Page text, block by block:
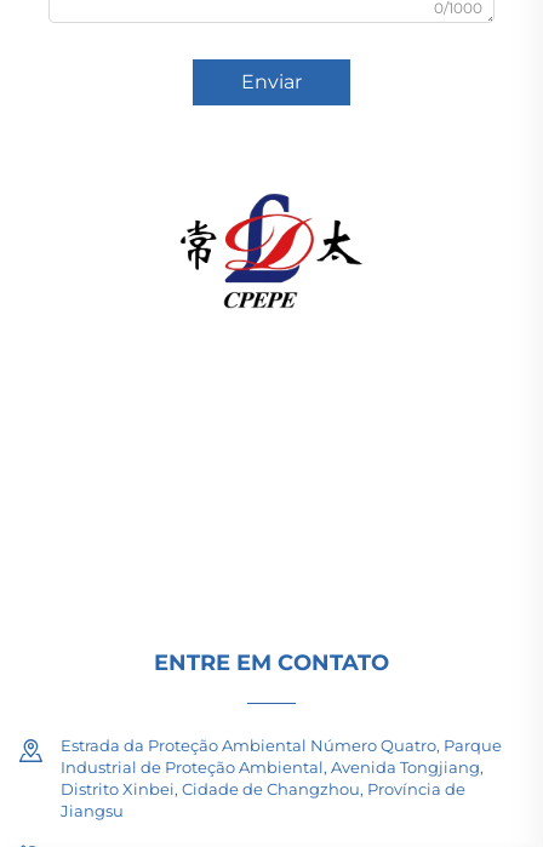
0/1000
Enviar
ENTRE EM CONTATO
Estrada da Proteção Ambiental Número Quatro, Parque
Industrial de Proteção Ambiental, Avenida Tongjiang,
Distrito Xinbei, Cidade de Changzhou, Província de
Jiangsu